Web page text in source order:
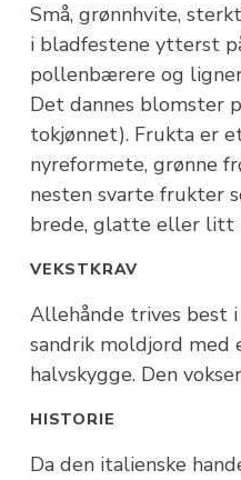
Små, grønnhvite,
i bladfestene ytterst
pollenbærere og
Det dannes blomster
tokjønnet). Frukta er
nyreformete, grønne
nesten svarte frukter
brede, glatte eller litt
VEKSTKRAV
Allehånde trives best
sandrik moldjord med
halvskygge. Den
HISTORIE
Da den italienske